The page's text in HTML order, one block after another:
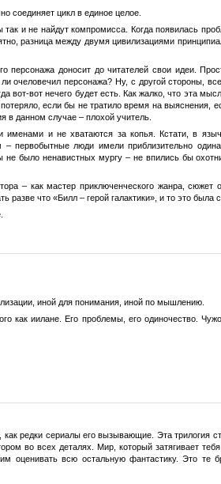
соединяет цикл в единое целое.
и не найдут компромисса. Когда появилась
разница между двумя цивилизациями
доносит до читателей свои идеи.
персонажа? Ну, с другой стороны,
вот-вот нечего будет есть. Как жалко, что эта
если бы не тратило время на выяснения,
в данном случае – плохой учитель.
и не хватаются за копья. Кстати, в
– первобытные люди имели приблизительно
было ненавистных мургу – не впились бы
– как мастер приключенческого жанра,
разве что «Билл – герой галактики», и то это
иной для понимания, иной по мышлению.
как иилане. Его проблемы, его одиночество.
редки сериалы его вызывающие. Эта трилогия
во всех деталях. Мир, который затягивает
всю остальную фантастику. Это те